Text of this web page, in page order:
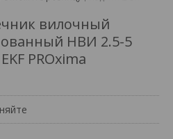
вилочный
НВИ 2.5-5
PROxima